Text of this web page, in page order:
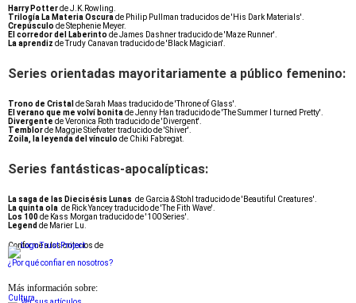
Harry Potterde J.K.Rowling.
Trilogía La Materia Oscurade Philip Pullman traducidos de 'His Dark Materials'.
Crepúsculo de Stephenie Meyer.
El corredor del Laberinto de James Dashner traducido de 'Maze Runner'.
La aprendiz de Trudy Canavan traducido de 'Black Magician'.
Series orientadas mayoritariamente a público femenino:
Trono de Cristal de Sarah Maas traducido de 'Throne of Glass'.
El verano que me volví bonitade Jenny Han traducido de 'The Summer I turned Pretty'.
Divergente de Veronica Roth traducido de 'Divergent'.
Temblorde Maggie Stiefvater traducido de 'Shiver'.
Zoila, la leyenda del vínculo de Chiki Fabregat.
Series fantásticas-apocalípticas:
La saga de las Diecisésis Lunas de Garcia & Stohl traducido de 'Beautiful Creatures'.
La quinta ola de Rick Yancey traducido de 'The Fith Wave'.
Los 100de Kass Morgan traducido de '100 Series'.
Legend de Marier Lu.
Conforme a los criterios de
¿Por qué confiar en nosotros?
Más información sobre:
Cultura